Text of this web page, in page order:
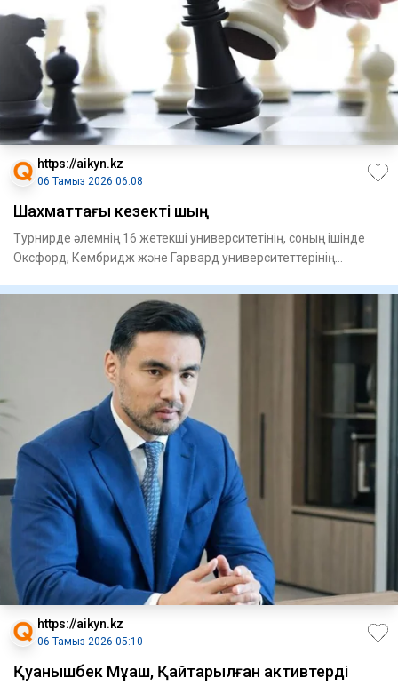
https://aikyn.kz
06 Тамыз 2026 06:08
Шахматтағы кезекті шың
Турнирде әлемнің 16 жетекші университетінің, соның ішінде
Оксфорд, Кембридж және Гарвард университеттерінің
https://aikyn.kz
06 Тамыз 2026 05:10
Қуанышбек Мұқаш, Қайтарылған активтерді